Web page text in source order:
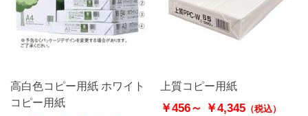
高白色コピー用紙 ホワイト
コピー用紙
上質コピー用紙
￥456～ ￥4,345（税込）